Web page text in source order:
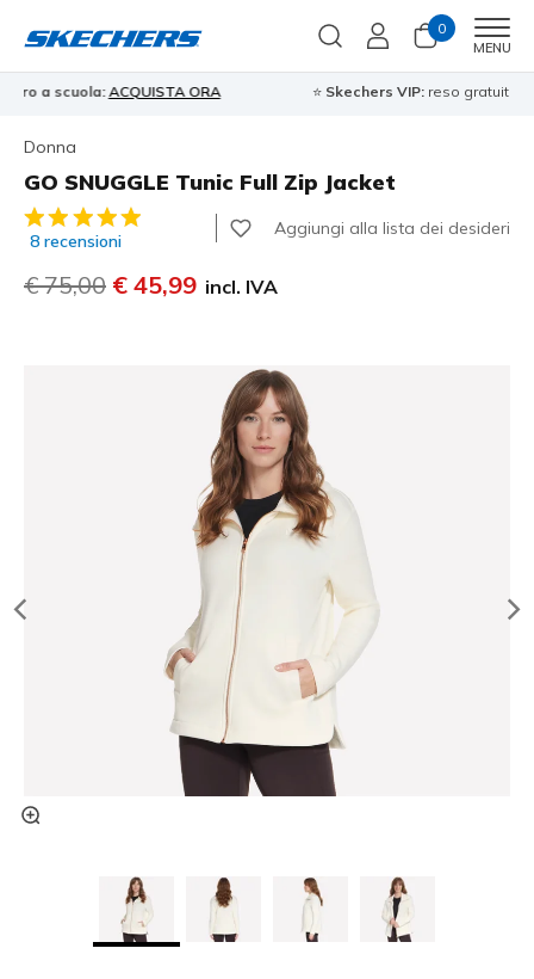
0
MENU
⭐Skechers VIP:reso gratuito entro 45 giorni per i memberiIscriviti⭐
Donna
GO SNUGGLE Tunic Full Zip Jacket
Valutazione cliente 3,6 su 5
8 recensioni
Aggiungi alla lista dei desideri
Prezzo ridotto da
€ 75,00 per
€ 45,99 incl. IVA